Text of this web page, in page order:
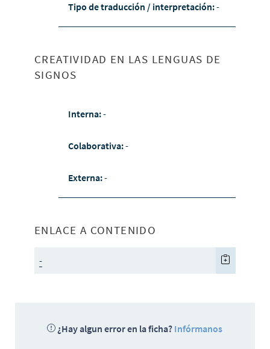
Tipo de traducción / interpretación:-
CREATIVIDAD EN LAS LENGUAS DE
SIGNOS
Interna:-
Colaborativa:-
Externa:-
ENLACE A CONTENIDO
-
¿Hay algun error en la ficha? Infórmanos